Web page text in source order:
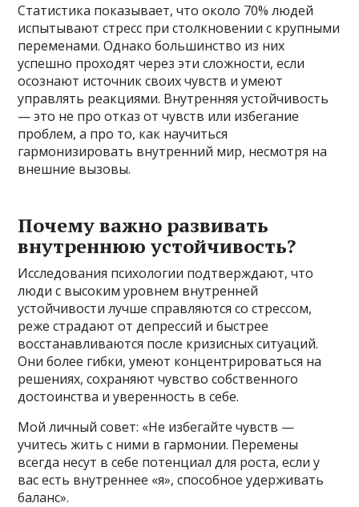
Статистика показывает, что около 70% людей
испытывают стресс при столкновении с крупными
переменами. Однако большинство из них
успешно проходят через эти сложности, если
осознают источник своих чувств и умеют
управлять реакциями. Внутренняя устойчивость
— это не про отказ от чувств или избегание
проблем, а про то, как научиться
гармонизировать внутренний мир, несмотря на
внешние вызовы.
Почему важно развивать
внутреннюю устойчивость?
Исследования психологии подтверждают, что
люди с высоким уровнем внутренней
устойчивости лучше справляются со стрессом,
реже страдают от депрессий и быстрее
восстанавливаются после кризисных ситуаций.
Они более гибки, умеют концентрироваться на
решениях, сохраняют чувство собственного
достоинства и уверенность в себе.
Мой личный совет: «Не избегайте чувств —
учитесь жить с ними в гармонии. Перемены
всегда несут в себе потенциал для роста, если у
вас есть внутреннее «я», способное удерживать
баланс».